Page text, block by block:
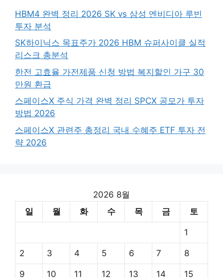
HBM4 완벽 정리 2026 SK vs 삼성 엔비디아 루빈
투자 분석
SK하이닉스 목표주가 2026 HBM 슈퍼사이클 실적
리스크 총분석
한전 고효율 가전제품 신청 방법 복지할인 가구 30
만원 환급
스페이스X 주식 가격 완벽 정리 SPCX 공모가 투자
방법 2026
스페이스X 관련주 총정리 국내 수혜주 ETF 투자 전
략 2026
2026 8월
일
월 화 수 목 금 토
1
2 3 4 5 6 7 8
9 10 11 12 13 14 15